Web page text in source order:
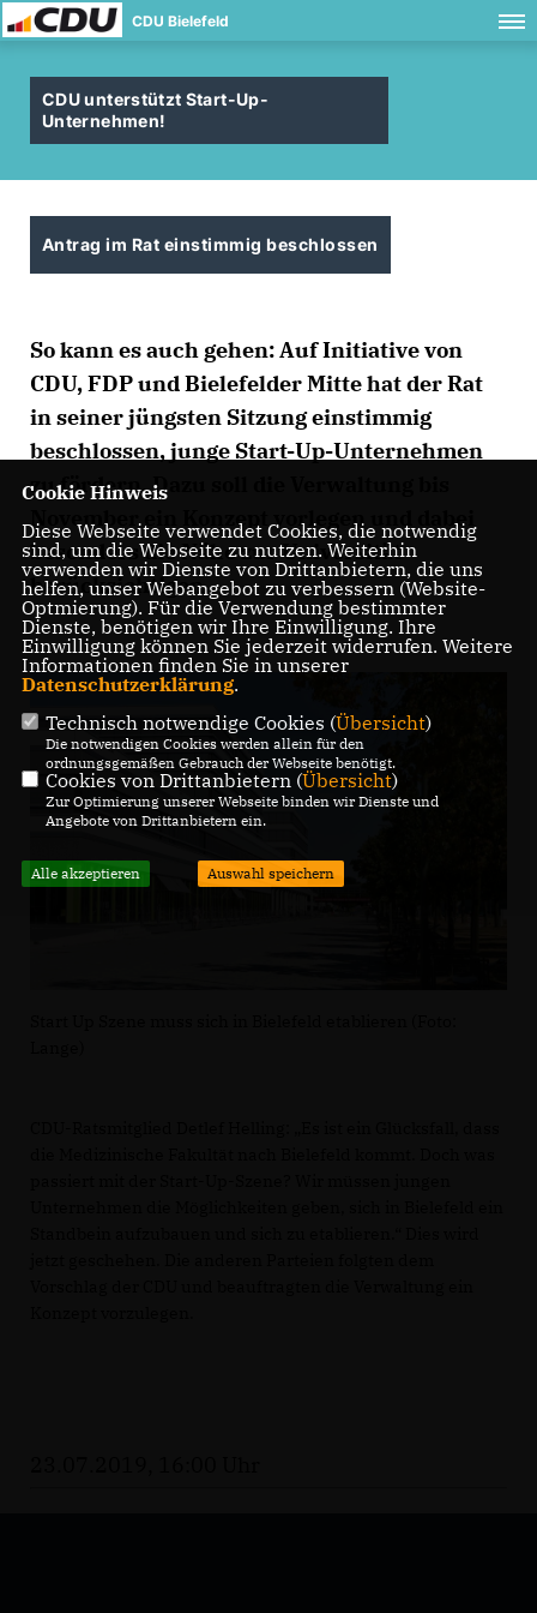
CDU Bielefeld
CDU unterstützt Start-Up-
Unternehmen!
Antrag im Rat einstimmig beschlossen
So kann es auch gehen: Auf Initiative von
CDU, FDP und Bielefelder Mitte hat der Rat
in seiner jüngsten Sitzung einstimmig
beschlossen, junge Start-Up-Unternehmen
zu fördern. Dazu soll die Verwaltung bis
November ein Konzept vorlegen und dabei
besonders die Nähe zur Universität
berücksichtigen.
Cookie Hinweis
Diese Webseite verwendet Cookies, die notwendig
sind, um die Webseite zu nutzen. Weiterhin
verwenden wir Dienste von Drittanbietern, die uns
helfen, unser Webangebot zu verbessern (Website-
Optmierung). Für die Verwendung bestimmter
Dienste, benötigen wir Ihre Einwilligung. Ihre
Einwilligung können Sie jederzeit widerrufen. Weitere
Informationen finden Sie in unserer
Datenschutzerklärung.
Technisch notwendige Cookies (Übersicht)
Die notwendigen Cookies werden allein für den
ordnungsgemäßen Gebrauch der Webseite benötigt.
Cookies von Drittanbietern (Übersicht)
Zur Optimierung unserer Webseite binden wir Dienste und
Angebote von Drittanbietern ein.
Alle akzeptieren Auswahl speichern